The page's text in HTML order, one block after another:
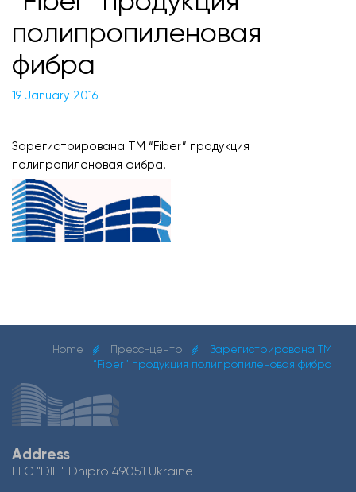
полипропиленовая
фибра
19 January 2016
Зарегистрирована ТМ “Fiber” продукция
полипропиленовая фибра.
Home Пресс-центр
Зарегистрирована ТМ
“Fiber” продукция полипропиленовая фибра
Address
LLC "DIIF" Dnipro 49051 Ukraine